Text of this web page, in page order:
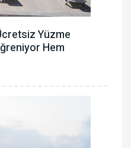
Yüzme
Hem